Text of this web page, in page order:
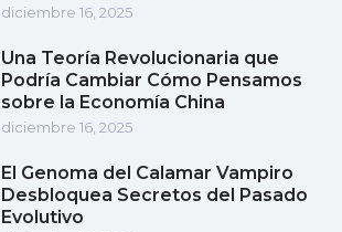
diciembre 16, 2025
Una Teoría Revolucionaria que
Podría Cambiar Cómo Pensamos
sobre la Economía China
diciembre 16, 2025
El Genoma del Calamar Vampiro
Desbloquea Secretos del Pasado
Evolutivo